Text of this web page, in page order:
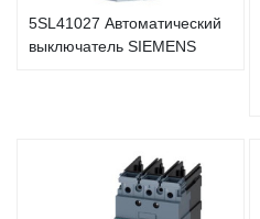
5SL41027 Автоматический
выключатель SIEMENS